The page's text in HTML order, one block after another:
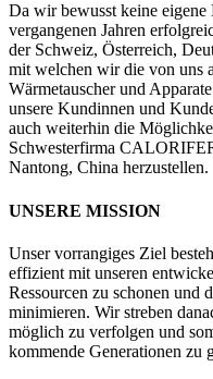
Da wir bewusst keine
vergangenen Jahren
der Schweiz, Österreich,
mit welchen wir die von uns
Wärmetauscher und
unsere Kundinnen und
auch weiterhin die
Schwesterfirma
Nantong, China herzustellen.
UNSERE MISSION
Unser vorrangiges Ziel
effizient mit unseren
Ressourcen zu schonen und
minimieren. Wir streben
möglich zu verfolgen und
kommende Generationen zu